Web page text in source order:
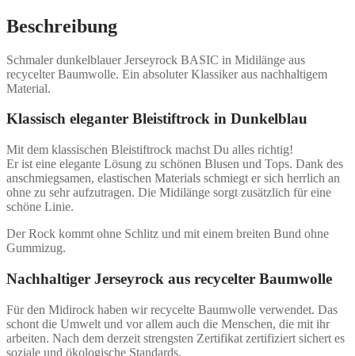
Beschreibung
Schmaler dunkelblauer Jerseyrock BASIC in Midilänge aus
recycelter Baumwolle. Ein absoluter Klassiker aus nachhaltigem
Material.
Klassisch eleganter Bleistiftrock in Dunkelblau
Mit dem klassischen Bleistiftrock machst Du alles richtig!
Er ist eine elegante Lösung zu schönen Blusen und Tops. Dank des
anschmiegsamen, elastischen Materials schmiegt er sich herrlich an
ohne zu sehr aufzutragen. Die Midilänge sorgt zusätzlich für eine
schöne Linie.
Der Rock kommt ohne Schlitz und mit einem breiten Bund ohne
Gummizug.
Nachhaltiger Jerseyrock aus recycelter Baumwolle
Für den Midirock haben wir recycelte Baumwolle verwendet. Das
schont die Umwelt und vor allem auch die Menschen, die mit ihr
arbeiten. Nach dem derzeit strengsten Zertifikat zertifiziert sichert es
soziale und ökologische Standards.